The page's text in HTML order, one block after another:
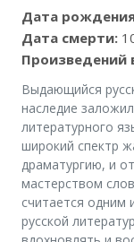
Дата
Дата смерти:
Произведений
Выдающийся
наследие
литературного
широкий спектр
драматургию, и
мастерством
считается одним
русской